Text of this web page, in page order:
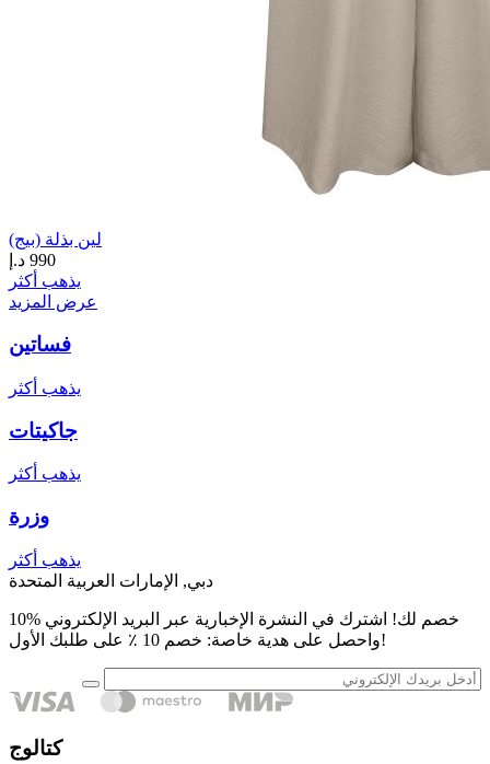
لين بذلة (بيج)
990 د.إ
يذهب أكثر
عرض المزيد
فساتين
يذهب أكثر
جاكيتات
يذهب أكثر
وزرة
يذهب أكثر
دبي, الإمارات العربية المتحدة
10% خصم لك! اشترك في النشرة الإخبارية عبر البريد الإلكتروني
واحصل على هدية خاصة: خصم 10 ٪ على طلبك الأول!
كتالوج